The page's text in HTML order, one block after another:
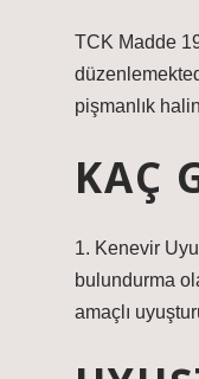
TCK Madde
pişmanlık
KAÇ
1. Kenevir
bulundurma
amaçlı